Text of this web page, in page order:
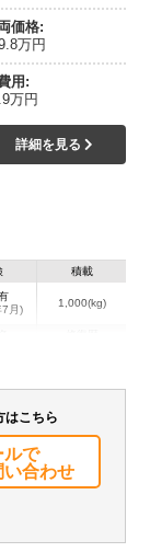
価格:
万円
用:
万円
詳細を見る
7月)
積載
1,000(kg)
集中ドアロック
はこちら
ルで
い合わせ